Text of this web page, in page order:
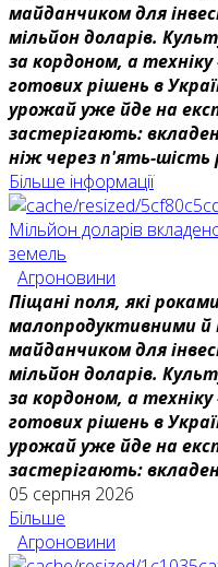
майданчиком для
мільйон доларів.
за кордоном, а
готових рішень в
урожай уже йде на
застерігають:
ніж через п'ять-шість
Більше інформації
Мільйон доларів
земель
Агроновини
Піщані поля, які
малопродуктивними
майданчиком для
мільйон доларів.
за кордоном, а
готових рішень в
урожай уже йде на
застерігають:
05 серпня 2026
Більше
Агроновини